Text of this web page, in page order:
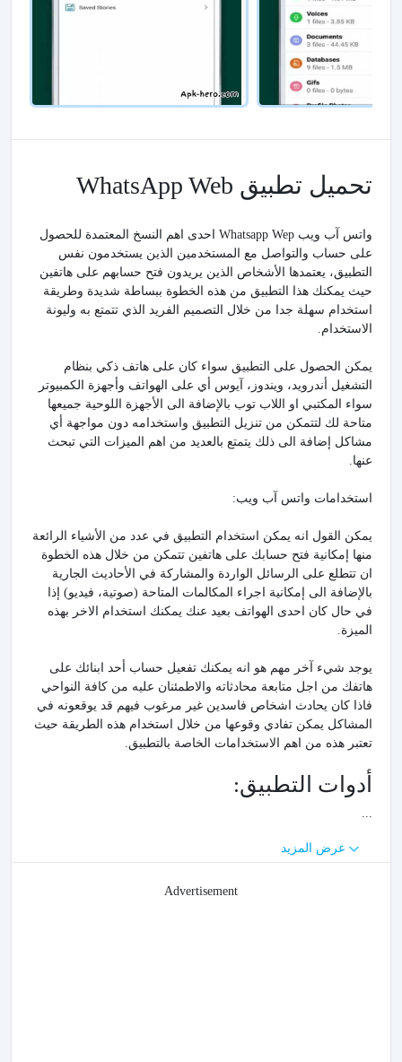
تحميل تطبيق WhatsApp Web
واتس آب ويب Whatsapp Wep احدى اهم النسخ المعتمدة للحصول
على حساب والتواصل مع المستخدمين الذين يستخدمون نفس
التطبيق، يعتمدها الأشخاص الذين يريدون فتح حسابهم على هاتفين
حيث يمكنك هذا التطبيق من هذه الخطوة ببساطة شديدة وطريقة
استخدام سهلة جدا من خلال التصميم الفريد الذي تتمتع به وليونة
الاستخدام.
يمكن الحصول على التطبيق سواء كان على هاتف ذكي بنظام
التشغيل أندرويد، ويندوز، آيوس أي على الهواتف وأجهزة الكمبيوتر
سواء المكتبي او اللاب توب بالإضافة الى الأجهزة اللوحية جميعها
متاحة لك لتتمكن من تنزيل التطبيق واستخدامه دون مواجهة أي
مشاكل إضافة الى ذلك يتمتع بالعديد من اهم الميزات التي تبحث
عنها.
استخدامات واتس آب ويب:
يمكن القول انه يمكن استخدام التطبيق في عدد من الأشياء الرائعة
منها إمكانية فتح حسابك على هاتفين تتمكن من خلال هذه الخطوة
ان تتطلع على الرسائل الواردة والمشاركة في الأحاديث الجارية
بالإضافة الى إمكانية اجراء المكالمات المتاحة (صوتية، فيديو) إذا
في حال كان احدى الهواتف بعيد عنك يمكنك استخدام الاخر بهذه
الميزة.
يوجد شيء آخر مهم هو انه يمكنك تفعيل حساب أحد ابنائك على
هاتفك من اجل متابعة محادثاته والاطمئنان عليه من كافة النواحي
فاذا كان يحادث اشخاص فاسدين غير مرغوب فيهم قد يوقعونه في
المشاكل يمكن تفادي وقوعها من خلال استخدام هذه الطريقة حيث
تعتبر هذه من اهم الاستخدامات الخاصة بالتطبيق.
أدوات التطبيق:
عرض المزيد
Advertisement